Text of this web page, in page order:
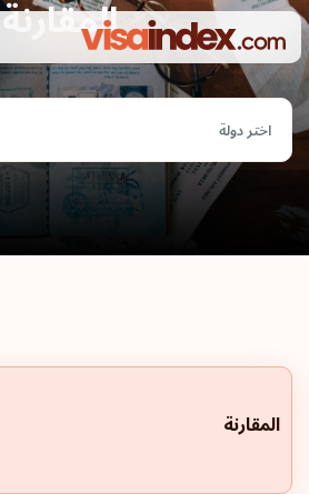
المقارنة
اختر دولة
المقارنة